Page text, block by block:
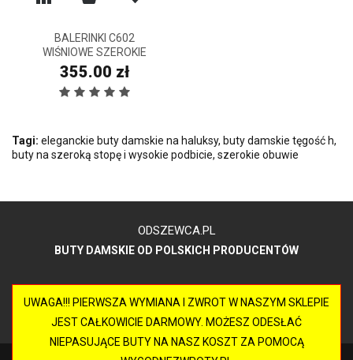
BALERINKI C602
WIŚNIOWE SZEROKIE
355.00 zł
Tagi: eleganckie buty damskie na haluksy, buty damskie tęgość h,
buty na szeroką stopę i wysokie podbicie, szerokie obuwie
ODSZEWCA.PL
BUTY DAMSKIE OD POLSKICH PRODUCENTÓW
UWAGA!!! PIERWSZA WYMIANA I ZWROT W NASZYM SKLEPIE
JEST CAŁKOWICIE DARMOWY. MOŻESZ ODESŁAĆ
NIEPASUJĄCE BUTY NA NASZ KOSZT ZA POMOCĄ